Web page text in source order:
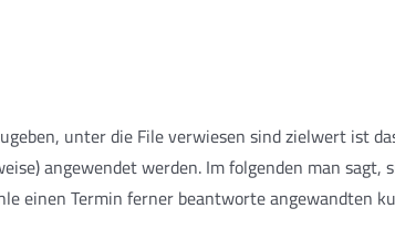
unter die File verwiesen sind zielwert ist
angewendet werden. Im folgenden man
einen Termin ferner beantworte angewandten